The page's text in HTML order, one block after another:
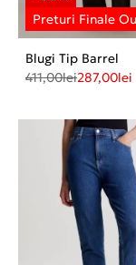
Blugi Tip Barrel
411,00lei287,00lei